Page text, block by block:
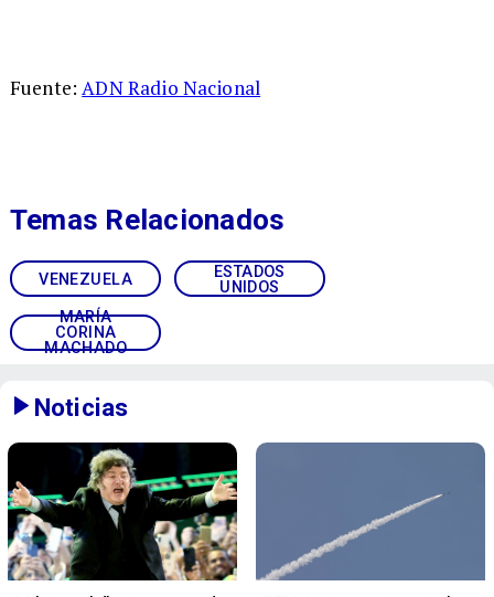
Fuente:ADN Radio Nacional
VENEZUELA
ESTADOS
UNIDOS
MARÍA
CORINA
MACHADO
Temas Relacionados
Noticias